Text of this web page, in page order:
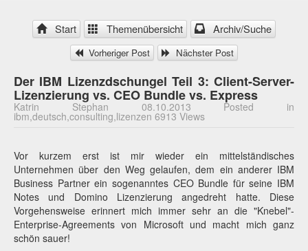
Start Themenübersicht Archiv/Suche
Vorheriger Post Nächster Post
Der IBM Lizenzdschungel Teil 3: Client-Server-
Lizenzierung vs. CEO Bundle vs. Express
Katrin Stephan 08.10.2013 Posted in
ibm,deutsch,consulting,lizenzen 6913 Views
Vor kurzem erst ist mir wieder ein mittelständisches
Unternehmen über den Weg gelaufen, dem ein anderer IBM
Business Partner ein sogenanntes CEO Bundle für seine IBM
Notes und Domino Lizenzierung angedreht hatte. Diese
Vorgehensweise erinnert mich immer sehr an die "Knebel"-
Enterprise-Agreements von Microsoft und macht mich ganz
schön sauer!